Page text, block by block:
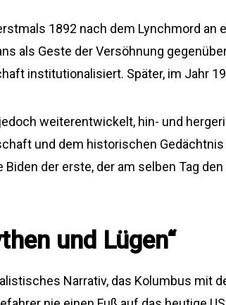
1892 nach dem Lynchmord an
als Geste der Versöhnung
institutionalisiert. Später, im Jahr
weiterentwickelt, hin- und
und dem historischen
Biden der erste, der am selben Tag
und Lügen“
Narrativ, das Kolumbus mit